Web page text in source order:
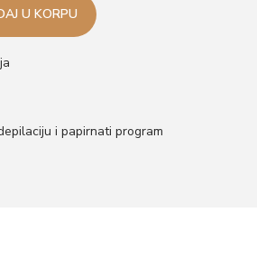
U KORPU
i papirnati program